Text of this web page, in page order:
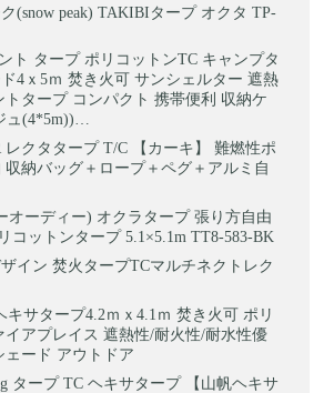
(snow peak) TAKIBIタープ オクタ TP-
ト タープ ポリコットンTC キャンプタ
4ｘ5ｍ 焚き火可 サンシェルター 遮熱
トタープ コンパクト 携帯便利 収納ケ
ュ(4*5m))…
レクタタープ T/C 【カーキ】 難燃性ポ
収納バッグ＋ロープ＋ペグ＋アルミ自
オーディー) オクラタープ 張り方自由
コットンタープ 5.1×5.1m TT8-583-BK
イン 焚火タープTCマルチネクトレク
キサタープ4.2ｍｘ4.1ｍ 焚き火可 ポリ
イアプレイス 遮熱性/耐火性/耐水性優
ェード アウトドア
タープ TC ヘキサタープ 【山帆ヘキサ